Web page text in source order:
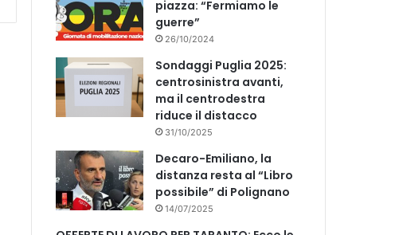
piazza: “Fermiamo le
guerre”
26/10/2024
Sondaggi Puglia 2025:
centrosinistra avanti,
ma il centrodestra
riduce il distacco
31/10/2025
Decaro-Emiliano, la
distanza resta al “Libro
possibile” di Polignano
14/07/2025